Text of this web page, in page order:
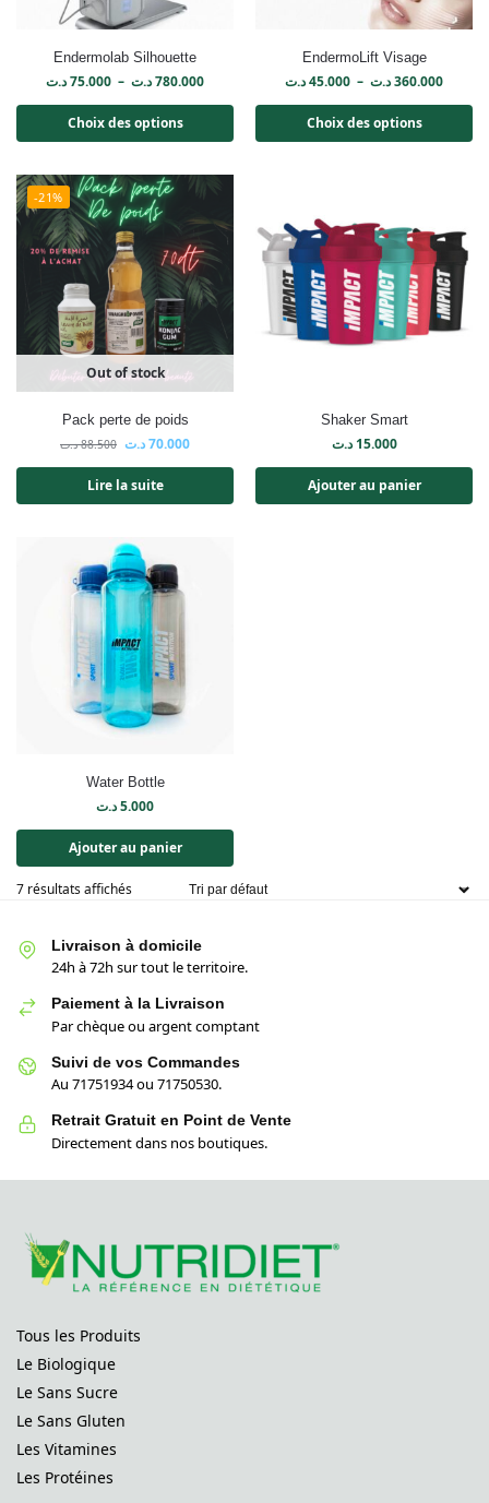
Endermolab Silhouette
75.000د.ت – 780.000د.ت
Choix des options
EndermoLift Visage
45.000د.ت – 360.000د.ت
Choix des options
-21%
Out of stock
Pack perte de poids
88.500 د.ت 70.000د.ت
Lire la suite
Shaker Smart
15.000 د.ت
Ajouter au panier
Water Bottle
5.000د.ت
Ajouter au panier
7 résultats affichés
Livraison à domicile
24h à 72h sur tout le territoire.
Paiement à la Livraison
Par chèque ou argent comptant
Suivi de vos Commandes
Au 71751934 ou 71750530.
Retrait Gratuit en Point de Vente
Directement dans nos boutiques.
Tous les Produits
Le Biologique
Le Sans Sucre
Le Sans Gluten
Les Vitamines
Les Protéines